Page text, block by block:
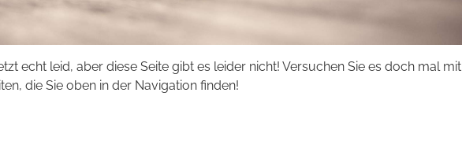
echt leid, aber diese Seite gibt es leider nicht! Versuchen Sie es doch mal mit
die Sie oben in der Navigation finden!